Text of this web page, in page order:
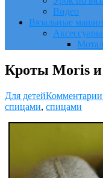
Видео
Вязальные
Кроты Moris
Для детей
спицами, спицами